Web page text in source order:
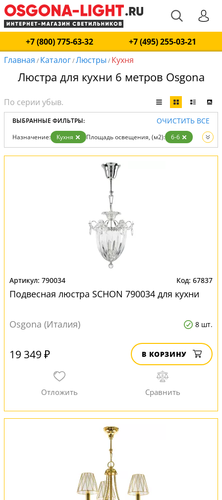
+7 (800) 775-63-32
+7 (495) 255-03-21
Главная / Каталог/Люстры / Кухня
Люстра для кухни 6 метров Osgona
ВЫБРАННЫЕ ФИЛЬТРЫ: ОЧИСТИТЬ ВСЕ
Назначение: Кухня Площадь освещения, (м2):
6-6
Вид:
Люстры
790034 67837
Подвесная люстра SCHON 790034 для кухни
Osgona (Италия) 8 шт.
19 349 ₽ В КОРЗИНУ